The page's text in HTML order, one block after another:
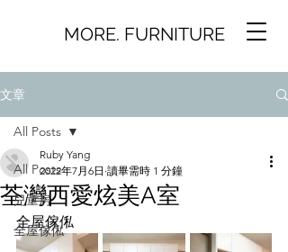
MORE. FURNITURE
文章
All Posts
兒童房
全屋傢俬
All Posts
荃灣西愛炫美A室
Ruby Yang
2022年7月6日 讀畢需時 1 分鐘
全屋傢俬